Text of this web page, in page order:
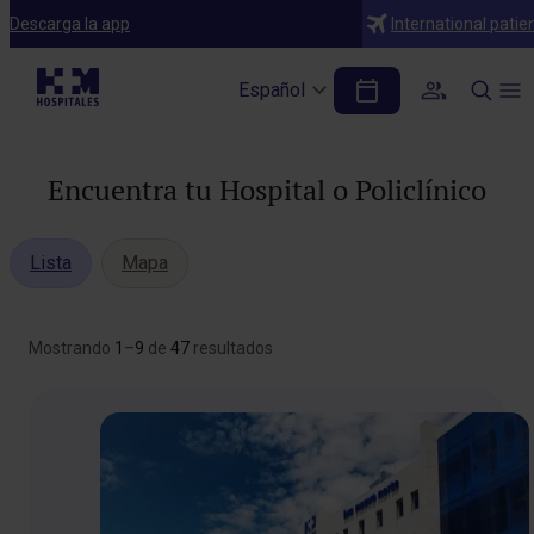
Descarga la app International
Español
Encuentra tu Hospital o Policlínico
Lista Mapa
Mostrando 1 –9 de 47 resultados